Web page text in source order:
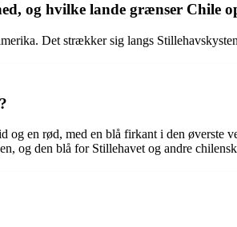
og hvilke lande grænser Chile
Det strækker sig langs
og en rød, med en blå firkant i den
og den blå for Stillehavet og andre